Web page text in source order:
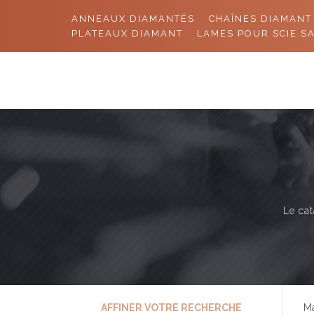
Le
AFFINER VOTRE RECHERCHE
ANNEAUX DIAMANTÉS
CHAÎNES DIAMANT
PLATEAUX DIAMANT
LAMES POUR SCIE